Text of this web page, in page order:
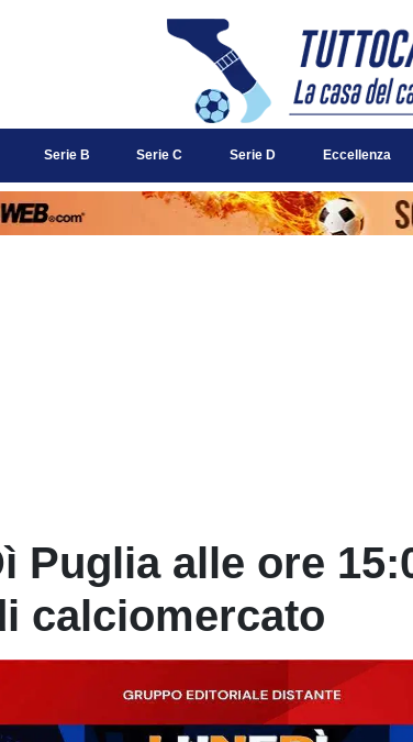
Serie B Serie C Serie D Eccellenza
Puglia alle ore
calciomercato